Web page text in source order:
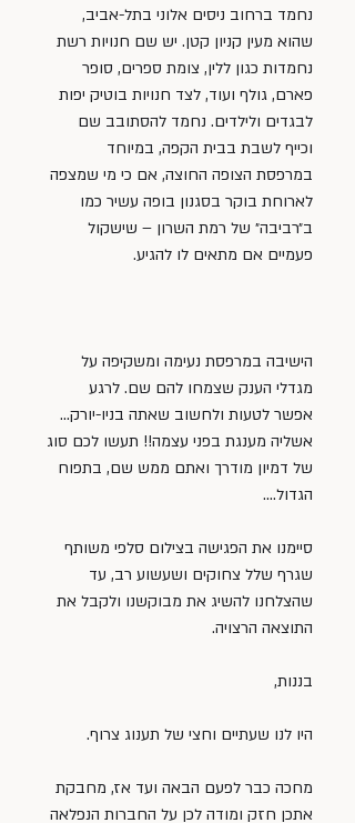
נחמד ברחוב ניסים אלוני בתל-אביב,
שהוא מעין קניון קטן. יש שם חנויות רשת
נחמדות כגון ללין, צומת ספרים, סופר
פארם, גולף ועוד, לצד חנויות בוטיק יפות
לבגדים ולילדים. נחמד להסתובב שם
וכייף לשבת בבית הקפה, במיוחד
במרפסת הצופה החוצה, אם כי מי שמצפה
לארוחת בוקר בסגנון בופה עשיר כמו
ב״רביבה״ של רמת השרון – שישקול
פעמיים אם מתאים לו להגיע.
הישיבה במרפסת נעימה ומשקיפה על
מגדלי הענק שצמחו להם שם. לרגע
אפשר לטעות ולחשוב שאתה בניו-יורק…
אשליה מענגת בפני עצמה!! תעשו לכם סוג
של דמיון מודרך ואתם ממש שם, בתפוח
הגדול….
סיימנו את הפגישה בצילום סלפי משותף
שגרף שלל צחוקים ושעשוע רב, עד
שהצלחנו להשיג את מבוקשנו ולקבל את
התוצאה הרצויה.
בננות,
היו לנו שעתיים וחצי של תענוג צרוף.
מחכה כבר לפעם הבאה ועד אז, מחבקת
אתכן חזק ומודה לכן על החברות הנפלאה